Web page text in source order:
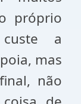
próprio
a
mas
não